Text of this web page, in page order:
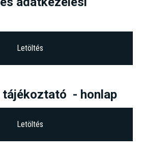
Letöltés
tájékoztató - honlap
Letöltés